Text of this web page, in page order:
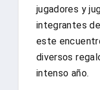
jugadores y
integrantes
este
diversos
intenso año.